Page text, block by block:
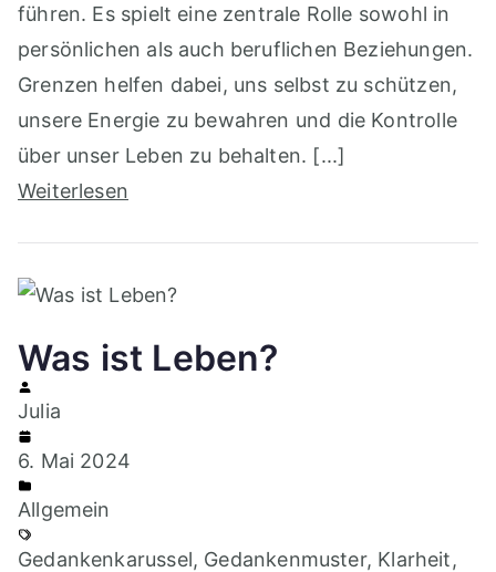
führen. Es spielt eine zentrale Rolle sowohl in
persönlichen als auch beruflichen Beziehungen.
Grenzen helfen dabei, uns selbst zu schützen,
unsere Energie zu bewahren und die Kontrolle
über unser Leben zu behalten. [...]
Weiterlesen
Was ist Leben?
Julia
6. Mai 2024
Allgemein
Gedankenkarussel, Gedankenmuster, Klarheit,